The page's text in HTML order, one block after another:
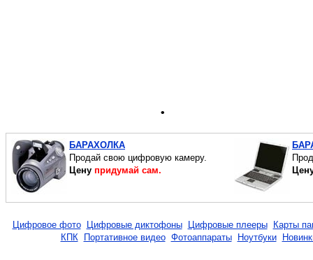
.
БАРАХОЛКА
Продай свою цифровую камеру.
Цену придумай сам.
Цифровое фото Цифровые диктофоны Цифровые плееры
Карты
КПК
Портативное видео Фотоаппараты Ноутбуки